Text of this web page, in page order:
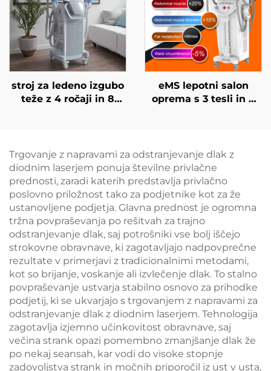
dolžine 755 nm, 808
nm, 940 nm, 1064 nm
stroj za ledeno izgubo
teže z 4 ročaji in 8
krioterapija za izgubo
teže in lepotne
namene
eMS lepotni salon
oprema s 3 tesli in 4
Trgovanje z napravami za odstranjevanje dlak z
diodnim laserjem ponuja številne privlačne
prednosti, zaradi katerih predstavlja privlačno
poslovno priložnost tako za podjetnike kot za že
ustanovljene podjetja. Glavna prednost je ogromna
tržna povpraševanja po rešitvah za trajno
odstranjevanje dlak, saj potrošniki vse bolj iščejo
strokovne obravnave, ki zagotavljajo nadpovprečne
rezultate v primerjavi z tradicionalnimi metodami,
kot so brijanje, voskanje ali izvlečenje dlak. To stalno
povpraševanje ustvarja stabilno osnovo za prihodke
podjetij, ki se ukvarjajo s trgovanjem z napravami za
odstranjevanje dlak z diodnim laserjem. Tehnologija
zagotavlja izjemno učinkovitost obravnave, saj
večina strank opazi pomembno zmanjšanje dlak že
po nekaj seansah, kar vodi do visoke stopnje
zadovoljstva strank in močnih priporočil iz ust v usta,